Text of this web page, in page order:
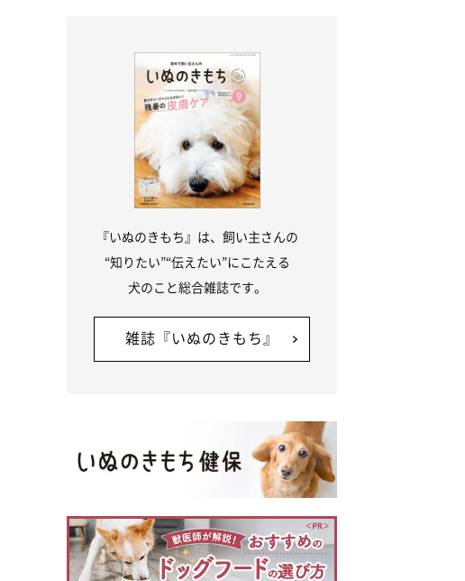
『いぬのきもち』は、飼い主さんの
“知りたい”“伝えたい”にこたえる
犬のこと総合雑誌です。
雑誌『いぬのきもち』